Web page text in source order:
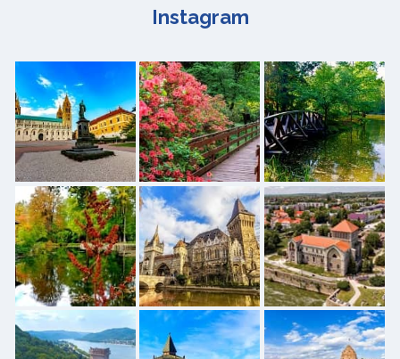
Instagram